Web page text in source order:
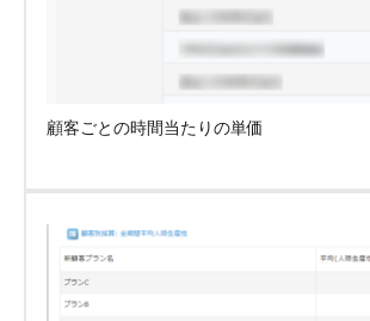
顧客ごとの時間当たりの単価